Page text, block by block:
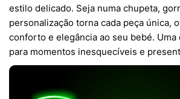
estilo delicado. Seja numa chupeta,
personalização torna cada peça única,
conforto e elegância ao seu bebé.
para momentos inesquecíveis e